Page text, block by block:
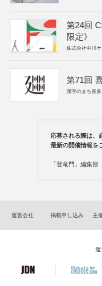
第24回
限定》
株式会社中川
第71回
漢字のまち喜
応募される際は、
最新の開催情報を
「登竜門」編集部
運営会社 掲載申し込み 主
運